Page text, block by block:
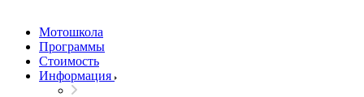
Мотошкола
Программы
Стоимость
Информация